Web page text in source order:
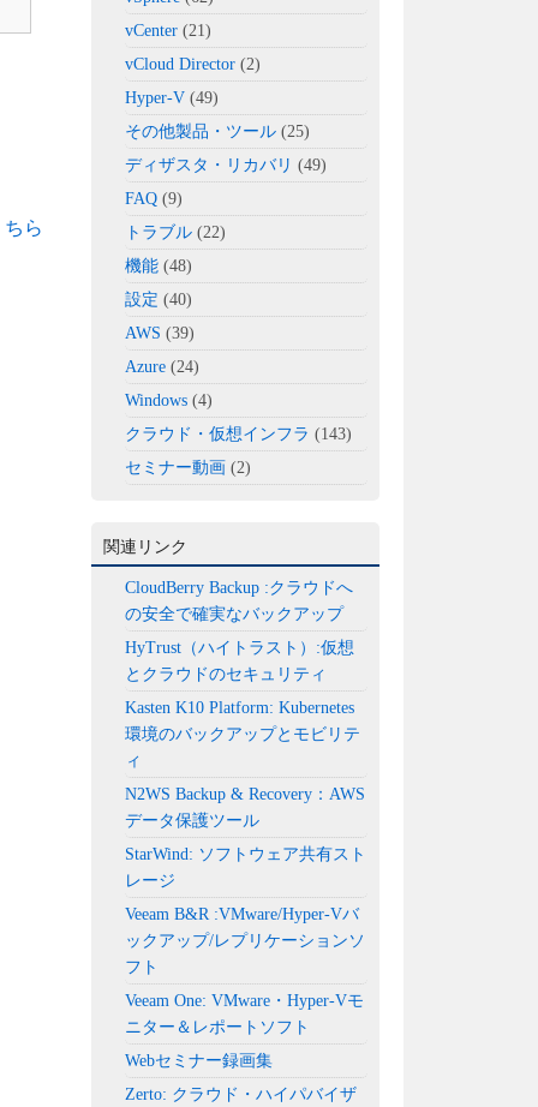
ら
vCenter (21)
vCloud Director (2)
Hyper-V (49)
その他製品・ツール (25)
ディザスタ・リカバリ (49)
FAQ (9)
トラブル (22)
機能 (48)
設定 (40)
AWS (39)
Azure (24)
Windows (4)
クラウド・仮想インフラ (143)
セミナー動画 (2)
関連リンク
CloudBerry Backup :クラウドへ
の安全で確実なバックアップ
HyTrust（ハイトラスト）:仮想
とクラウドのセキュリティ
Kasten K10 Platform: Kubernetes
環境のバックアップとモビリテ
ィ
N2WS Backup & Recovery：AWS
データ保護ツール
StarWind: ソフトウェア共有スト
レージ
Veeam B&R :VMware/Hyper-Vバ
ックアップ/レプリケーションソ
フト
Veeam One: VMware・Hyper-Vモ
ニター＆レポートソフト
Webセミナー録画集
Zerto: クラウド・ハイパバイザ